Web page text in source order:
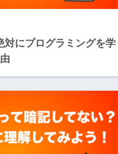
対にプログラミングを学